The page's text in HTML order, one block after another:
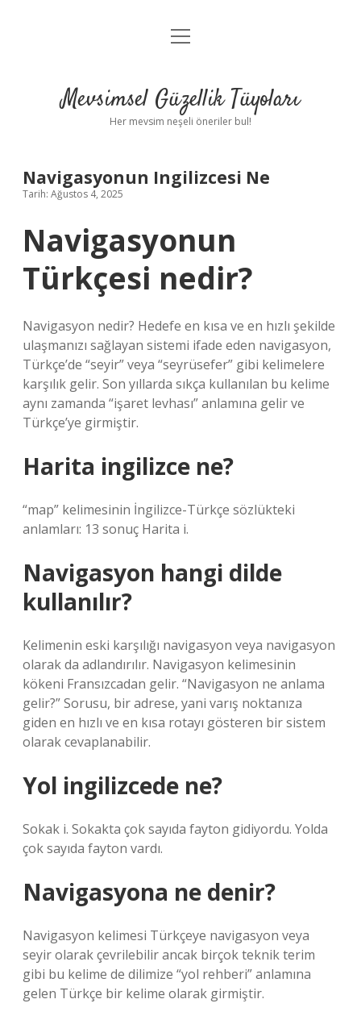
Anasayfa
Yasal Uyarı
menüyü
Mevsimsel Güzellik Tüyoları
Her mevsim neşeli öneriler bul!
Navigasyonun Ingilizcesi Ne
Tarih: Ağustos 4, 2025
Navigasyonun
Türkçesi nedir?
Navigasyon nedir? Hedefe en kısa ve en hızlı şekilde
ulaşmanızı sağlayan sistemi ifade eden navigasyon,
Türkçe’de “seyir” veya “seyrüsefer” gibi kelimelere
karşılık gelir. Son yıllarda sıkça kullanılan bu kelime
aynı zamanda “işaret levhası” anlamına gelir ve
Türkçe’ye girmiştir.
Harita ingilizce ne?
“map” kelimesinin İngilizce-Türkçe sözlükteki
anlamları: 13 sonuç Harita i.
Navigasyon hangi dilde
kullanılır?
Kelimenin eski karşılığı navigasyon veya navigasyon
olarak da adlandırılır. Navigasyon kelimesinin
kökeni Fransızcadan gelir. “Navigasyon ne anlama
gelir?” Sorusu, bir adrese, yani varış noktanıza
giden en hızlı ve en kısa rotayı gösteren bir sistem
olarak cevaplanabilir.
Yol ingilizcede ne?
Sokak i. Sokakta çok sayıda fayton gidiyordu. Yolda
çok sayıda fayton vardı.
Navigasyona ne denir?
Navigasyon kelimesi Türkçeye navigasyon veya
seyir olarak çevrilebilir ancak birçok teknik terim
gibi bu kelime de dilimize “yol rehberi” anlamına
gelen Türkçe bir kelime olarak girmiştir.